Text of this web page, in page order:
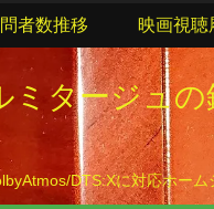
ミタージュの
DTS:Xに対応ホーム
者数推移 映画視聴